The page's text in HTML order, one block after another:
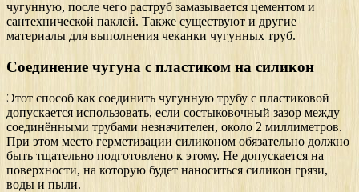
чугунную, после чего раструб замазывается цементом и
сантехнической паклей. Также существуют и другие
материалы для выполнения чеканки чугунных труб.
Соединение чугуна с пластиком на силикон
Этот способ как соединить чугунную трубу с пластиковой
допускается использовать, если состыковочный зазор между
соединёнными трубами незначителен, около 2 миллиметров.
При этом место герметизации силиконом обязательно должно
быть тщательно подготовлено к этому. Не допускается на
поверхности, на которую будет наноситься силикон грязи,
воды и пыли.